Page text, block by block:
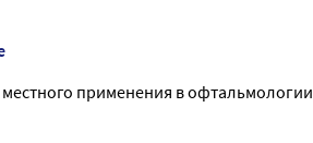
применения в офтальмологии